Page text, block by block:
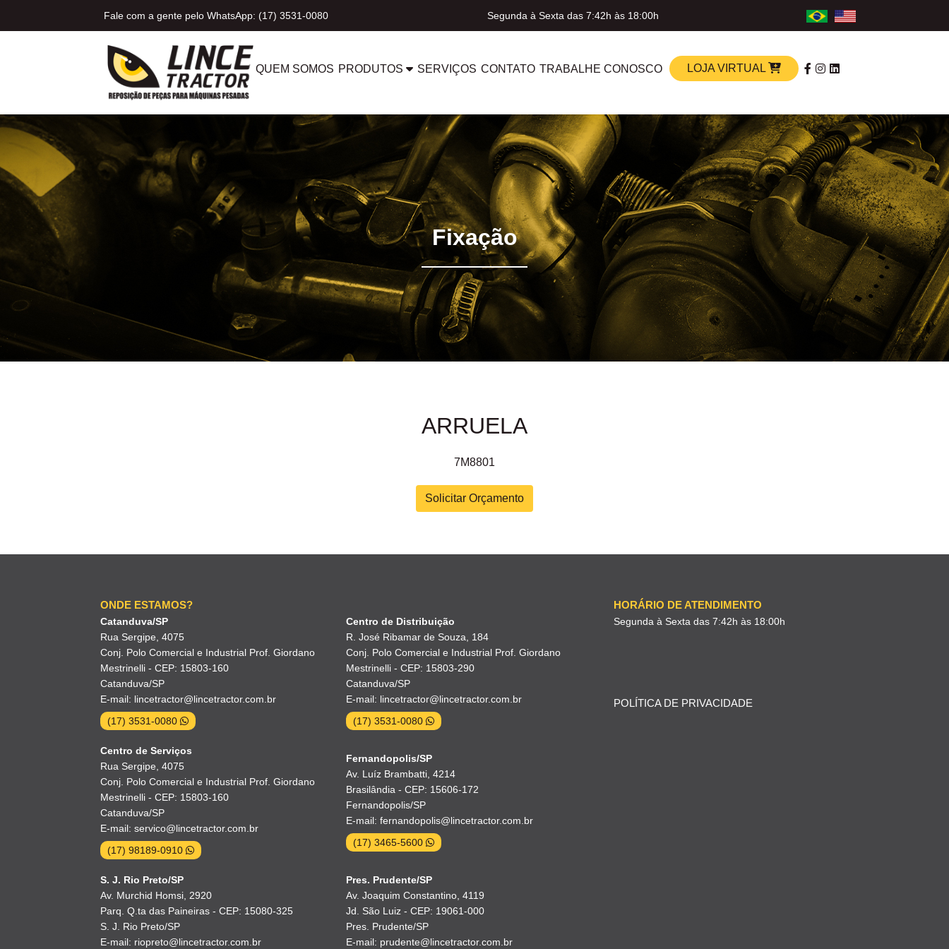
Fale com a gente pelo WhatsApp: (17) 3531-0080 Segunda à Sexta das 7:42h às 18:00h
QUEM SOMOS PRODUTOS SERVIÇOS CONTATO TRABALHE CONOSCO LOJA VIRTUAL
Fixação
ARRUELA
7M8801
Solicitar Orçamento
ONDE ESTAMOS?
Catanduva/SP
Rua Sergipe, 4075
Conj. Polo Comercial e Industrial Prof. Giordano
Mestrinelli - CEP: 15803-160
Catanduva/SP
E-mail: lincetractor@lincetractor.com.br
(17) 3531-0080
Centro de Distribuição
R. José Ribamar de Souza, 184
Conj. Polo Comercial e Industrial Prof. Giordano
Mestrinelli - CEP: 15803-290
Catanduva/SP
E-mail: lincetractor@lincetractor.com.br
(17) 3531-0080
Centro de Serviços
Rua Sergipe, 4075
Conj. Polo Comercial e Industrial Prof. Giordano
Mestrinelli - CEP: 15803-160
Catanduva/SP
E-mail: servico@lincetractor.com.br
(17) 98189-0910
Fernandopolis/SP
Av. Luíz Brambatti, 4214
Brasilândia - CEP: 15606-172
Fernandopolis/SP
E-mail: fernandopolis@lincetractor.com.br
(17) 3465-5600
S. J. Rio Preto/SP
Av. Murchid Homsi, 2920
Parq. Q.ta das Paineiras - CEP: 15080-325
S. J. Rio Preto/SP
E-mail: riopreto@lincetractor.com.br
Pres. Prudente/SP
Av. Joaquim Constantino, 4119
Jd. São Luiz - CEP: 19061-000
Pres. Prudente/SP
E-mail: prudente@lincetractor.com.br
HORÁRIO DE ATENDIMENTO
Segunda à Sexta das 7:42h às 18:00h
POLÍTICA DE PRIVACIDADE